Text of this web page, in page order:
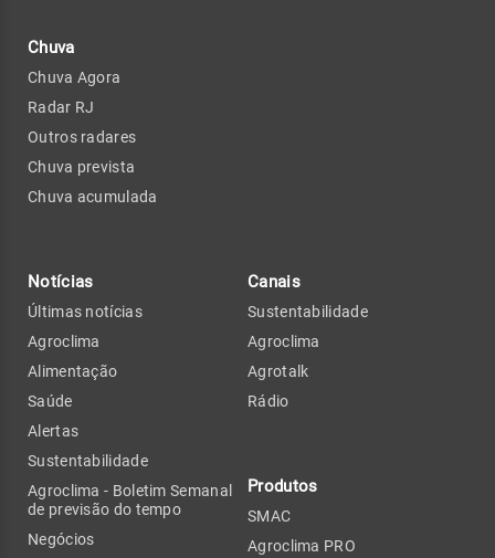
Chuva
Chuva Agora
Radar RJ
Outros radares
Chuva prevista
Chuva acumulada
Notícias
Últimas notícias
Agroclima
Alimentação
Saúde
Alertas
Sustentabilidade
Agroclima - Boletim Semanal
de previsão do tempo
Negócios
Canais
Sustentabilidade
Agroclima
Agrotalk
Rádio
Produtos
SMAC
Agroclima PRO